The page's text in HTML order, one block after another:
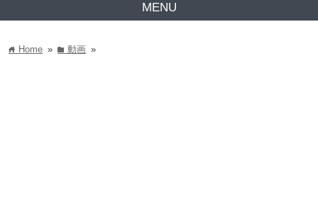
MENU
home Home » folder動画 »